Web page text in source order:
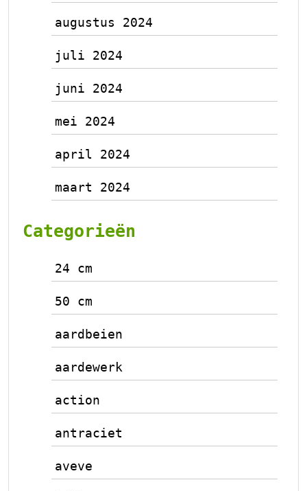
augustus 2024
juli 2024
juni 2024
mei 2024
april 2024
maart 2024
Categorieën
24 cm
50 cm
aardbeien
aardewerk
action
antraciet
aveve